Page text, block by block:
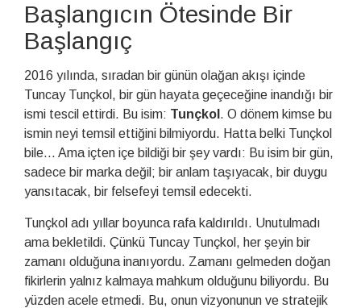
Başlangıcın Ötesinde Bir
Başlangıç
2016 yılında, sıradan bir günün olağan akışı içinde
Tuncay Tunçkol, bir gün hayata geçeceğine inandığı bir
ismi tescil ettirdi. Bu isim: Tunçkol . O dönem kimse bu
ismin neyi temsil ettiğini bilmiyordu. Hatta belki Tunçkol
bile… Ama içten içe bildiği bir şey vardı: Bu isim bir gün,
sadece bir marka değil; bir anlam taşıyacak, bir duygu
yansıtacak, bir felsefeyi temsil edecekti.
Tunçkol adı yıllar boyunca rafa kaldırıldı. Unutulmadı
ama bekletildi. Çünkü Tuncay Tunçkol, her şeyin bir
zamanı olduğuna inanıyordu. Zamanı gelmeden doğan
fikirlerin yalnız kalmaya mahkum olduğunu biliyordu. Bu
yüzden acele etmedi. Bu, onun vizyonunun ve stratejik